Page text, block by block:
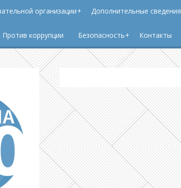
организации Дополнительные сведения
Против коррупции Безопасность Контакты